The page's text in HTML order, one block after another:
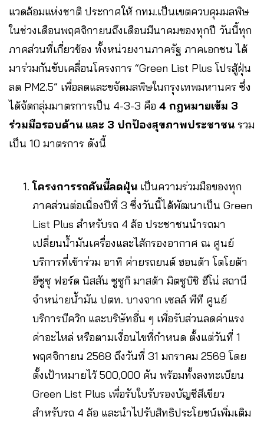
แวดล้อมแห่งชาติ ประกาศให้ กทม.เป็นเขตควบคุมมลพิษ
ในช่วงเดือนพฤศจิกายนถึงเดือนมีนาคมของทุกปี วันนี้ทุก
ภาคส่วนที่เกี่ยวข้อง ทั้งหน่วยงานภาครัฐ ภาคเอกชน ได้
มาร่วมกันขับเคลื่อนโครงการ “Green List Plus โปรสู้ฝุ่น
ลด PM2.5” เพื่อลดและขจัดมลพิษในกรุงเทพมหานคร ซึ่ง
ได้จัดกลุ่มมาตรการเป็น 4-3-3 คือ 4 กฎหมายเข้ม 3
ร่วมมือรอบด้าน และ 3 ปกป้องสุขภาพประชาชน รวม
เป็น 10 มาตรการ ดังนี้
โครงการรถคันนี้ลดฝุ่น เป็นความร่วมมือของทุก
ภาคส่วนต่อเนื่องปีที่ 3 ซึ่งวันนี้ได้พัฒนาเป็น Green
List Plus สำหรับรถ 4 ล้อ ประชาชนนำรถมา
เปลี่ยนน้ำมันเครื่องและไส้กรองอากาศ ณ ศูนย์
บริการที่เข้าร่วม อาทิ ค่ายรถยนต์ ฮอนด้า โตโยต้า
อีซูซุ ฟอร์ด นิสสัน ซูซูกิ มาสด้า มิตซูบิชิ ฮีโน่ สถานี
จำหน่ายน้ำมัน ปตท. บางจาก เซลล์ พีที ศูนย์
บริการบีควิก และบริษัทอื่น ๆ เพื่อรับส่วนลดค่าแรง
ค่าอะไหล่ หรือตามเงื่อนไขที่กำหนด ตั้งแต่วันที่ 1
พฤศจิกายน 2568 ถึงวันที่ 31 มกราคม 2569 โดย
ตั้งเป้าหมายไว้ 500,000 คัน พร้อมทั้งลงทะเบียน
Green List Plus เพื่อรับใบรับรองบัญชีสีเขียว
สำหรับรถ 4 ล้อ และนำไปรับสิทธิประโยชน์เพิ่มเติม